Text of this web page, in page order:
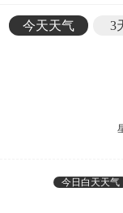
今天天气 3
今日白天天气